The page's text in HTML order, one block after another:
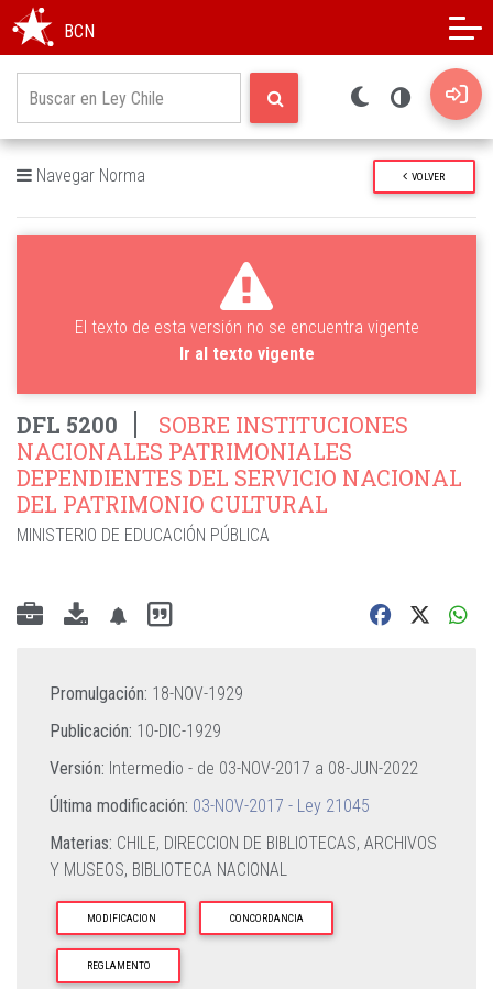
BCN
Navegar Norma VOLVER
El texto de esta versión no se encuentra vigente
Ir al texto vigente
DFL 5200
SOBRE INSTITUCIONES
NACIONALES PATRIMONIALES
DEPENDIENTES DEL SERVICIO NACIONAL
DEL PATRIMONIO CULTURAL
MINISTERIO DE EDUCACIÓN PÚBLICA
Promulgación: 18-NOV-1929
Publicación: 10-DIC-1929
Versión: Intermedio - de 03-NOV-2017 a 08-JUN-2022
Última modificación: 03-NOV-2017 - Ley 21045
Materias: CHILE, DIRECCION DE BIBLIOTECAS, ARCHIVOS
Y MUSEOS, BIBLIOTECA NACIONAL
MODIFICACION CONCORDANCIA
REGLAMENTO